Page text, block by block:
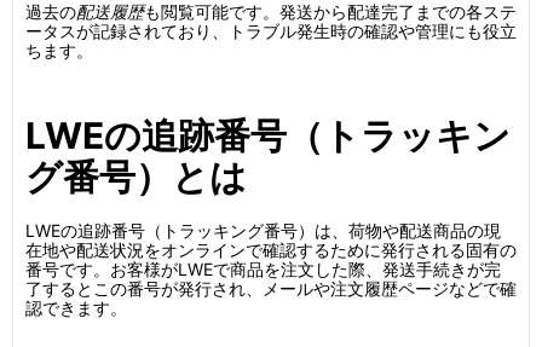
過去の配送履歴も閲覧可能です。発送から配達完了までの各ステ
ータスが記録されており、トラブル発生時の確認や管理にも役立
ちます。
LWEの追跡番号（トラッキン
グ番号）とは
LWEの追跡番号（トラッキング番号）は、荷物や配送商品の現
在地や配送状況をオンラインで確認するために発行される固有の
番号です。お客様がLWEで商品を注文した際、発送手続きが完
了するとこの番号が発行され、メールや注文履歴ページなどで確
認できます。